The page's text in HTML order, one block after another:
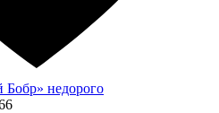
недорого